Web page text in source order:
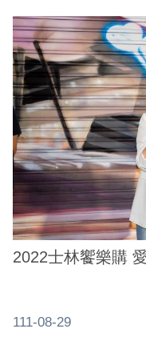
陳
情
系
統
政
府
網
站
資
料
宣
2022士林饗樂購
111-08-29